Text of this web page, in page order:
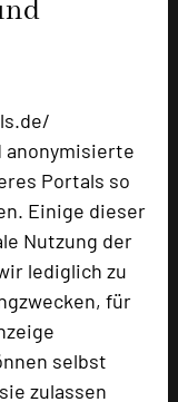
anonymisierte
Portals so
Einige dieser
Nutzung der
lediglich zu
für
selbst
zulassen